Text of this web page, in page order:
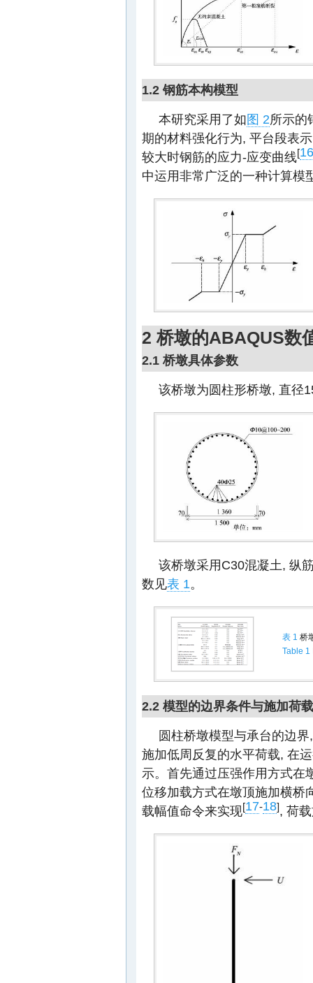
1.2 钢筋本构模型
本研究采用了如图 2所示的
期的材料强化行为, 平台段表
较大时钢筋的应力-应变曲线[16
中运用非常广泛的一种计算模
2 桥墩的ABAQUS数
2.1 桥墩具体参数
该桥墩为圆柱形桥墩, 直径
该桥墩采用C30混凝土, 纵
数见表 1。
表 1 桥
Table 1
2.2 模型的边界条件与施加荷载
圆柱桥墩模型与承台的边
施加低周反复的水平荷载, 在
示。首先通过压强作用方式在
位移加载方式在墩顶施加横桥
载幅值命令来实现[17-18], 荷